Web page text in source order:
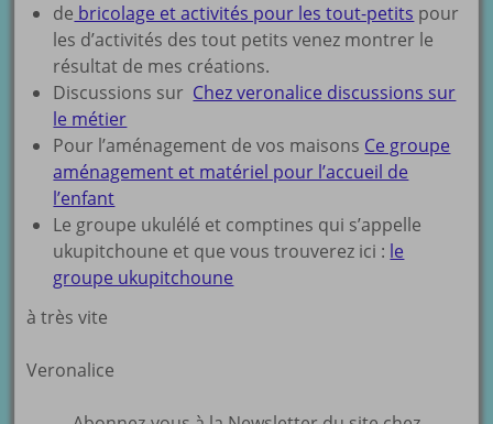
de bricolage et activités pour les tout-petits pour
les d’activités des tout petits venez montrer le
résultat de mes créations.
Discussions sur Chez veronalice discussions sur
le métier
Pour l’aménagement de vos maisons Ce groupe
aménagement et matériel pour l’accueil de
l’enfant
Le groupe ukulélé et comptines qui s’appelle
ukupitchoune et que vous trouverez ici : le
groupe ukupitchoune
à très vite
Veronalice